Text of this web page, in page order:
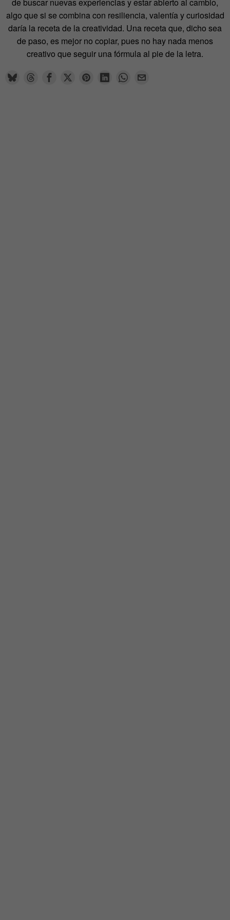
de buscar nuevas experiencias y estar abierto al cambio,
algo que si se combina con resiliencia, valentía y curiosidad
daría la receta de la creatividad. Una receta que, dicho sea
de paso, es mejor no copiar, pues no hay nada menos
creativo que seguir una fórmula al pie de la letra.